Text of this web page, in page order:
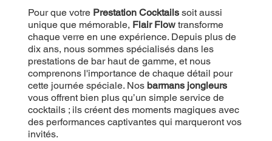
Pour que votre Prestation Cocktailssoit aussi
unique que mémorable, Flair Flowtransforme
chaque verre en une expérience. Depuis plus de
dix ans, nous sommes spécialisés dans les
prestations de bar haut de gamme, et nous
comprenons l'importance de chaque détail pour
cette journée spéciale. Nos barmans jongleurs
vous offrent bien plus qu’un simple service de
cocktails ; ils créent des moments magiques avec
des performances captivantes qui marqueront vos
invités.